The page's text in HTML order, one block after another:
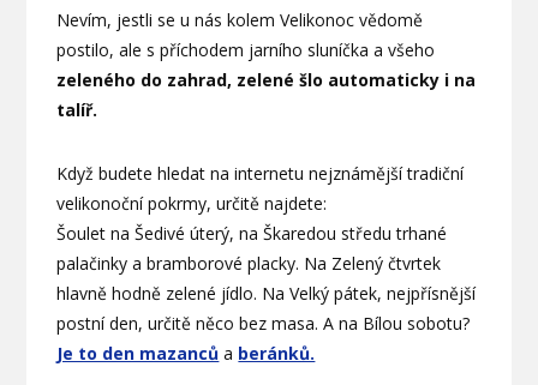
Nevím, jestli se u nás kolem Velikonoc vědomě
postilo, ale s příchodem jarního sluníčka a všeho
zeleného do zahrad, zelené šlo automaticky i na
talíř.
Když budete hledat na internetu nejznámější tradiční
velikonoční pokrmy, určitě najdete:
Šoulet na Šedivé úterý, na Škaredou středu trhané
palačinky a bramborové placky. Na Zelený čtvrtek
hlavně hodně zelené jídlo. Na Velký pátek, nejpřísnější
postní den, určitě něco bez masa. A na Bílou sobotu?
Je to den mazanců a beránků.